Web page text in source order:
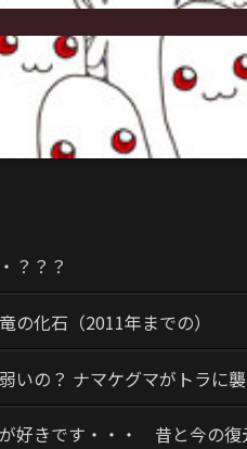
？？？
の化石（2011年までの）
いの？ ナマケグマがトラに
好きです・・・ 昔と今の復